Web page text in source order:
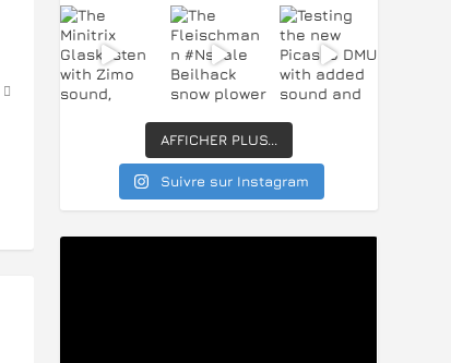
AFFICHER PLUS...
Suivre sur Instagram